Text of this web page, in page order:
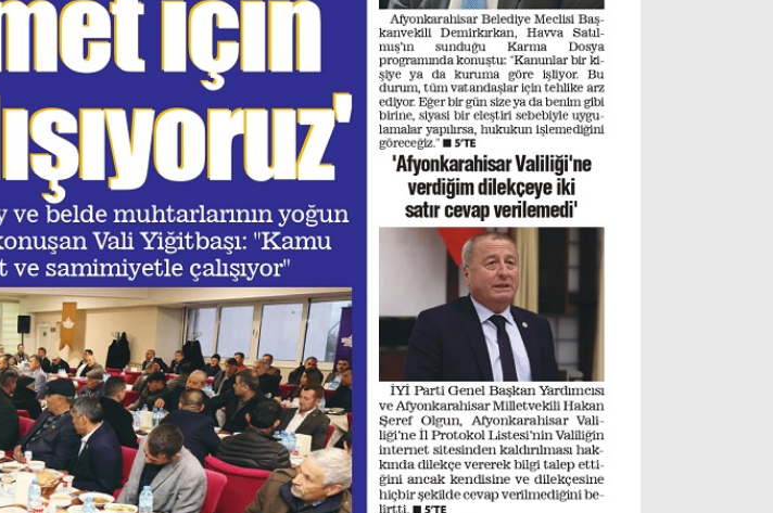
WhatsApp İhbar Hattı
Instagram